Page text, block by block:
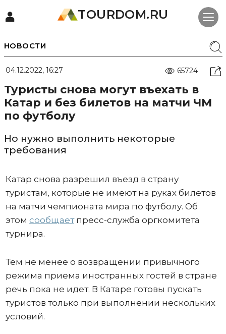
TOURDOM.RU
НОВОСТИ
04.12.2022, 16:27 65724
Туристы снова могут въехать в
Катар и без билетов на матчи ЧМ
по футболу
Но нужно выполнить некоторые
требования
Катар снова разрешил въезд в страну
туристам, которые не имеют на руках билетов
на матчи чемпионата мира по футболу. Об
этом сообщаетпресс-служба оргкомитета
турнира.
Тем не менее о возвращении привычного
режима приема иностранных гостей в стране
речь пока не идет. В Катаре готовы пускать
туристов только при выполнении нескольких
условий.